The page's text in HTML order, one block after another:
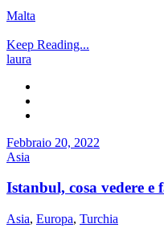
Malta
Keep Reading...
laura
Febbraio 20, 2022
Asia
Istanbul, cosa vedere
Asia, Europa, Turchia